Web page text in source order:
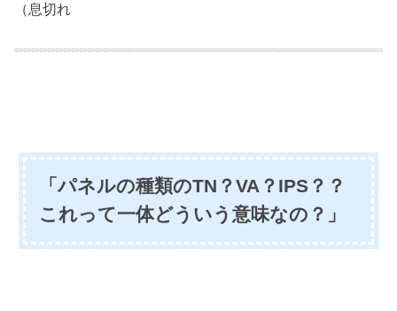
（息切れ
「パネルの種類のTN？VA？IPS？？
これって一体どういう意味なの？」